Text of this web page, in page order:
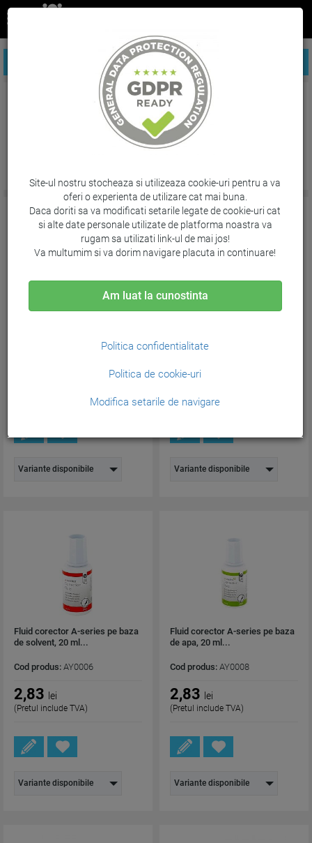
FILTREAZA PRODUSE
Instrumente de corectat
Variante disponibile
Cod produs:
3,73
Variante disponibile
Fluid corector A-series pe baza
de solvent, 20 ml...
Cod produs: AY0006
2,83 lei
(Pretul include TVA)
Variante disponibile
Fluid corector A-series pe baza
de apa, 20 ml...
Cod produs: AY0008
2,83 lei
(Pretul include TVA)
Variante disponibile
Site-ul nostru stocheaza si utilizeaza cookie-uri pentru a va
oferi o experienta de utilizare cat mai buna.
Daca doriti sa va modificati setarile legate de cookie-uri cat
si alte date personale utilizate de platforma noastra va
rugam sa utilizati link-ul de mai jos!
Va multumim si va dorim navigare placuta in continuare!
Am luat la cunostinta
Politica confidentialitate
Politica de cookie-uri
Modifica setarile de navigare